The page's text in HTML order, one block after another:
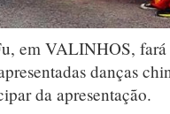
em VALINHOS,
danças
da apresentação.